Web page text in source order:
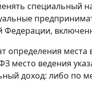
Федерации,
места
место ведения
доход: либо по